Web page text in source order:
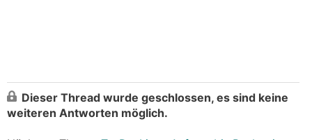
Dieser Thread wurde geschlossen, es sind keine
weiteren Antworten möglich.